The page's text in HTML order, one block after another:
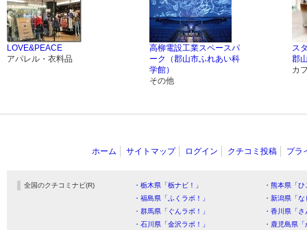
LOVE&PEACE
アパレル・衣料品
高柳電設工業スペースパ
ーク（郡山市ふれあい科
学館）
その他
ス
郡
カ
ホーム サイトマップ ログイン クチコミ投稿 プラ
全国のクチコミナビ(R) ・栃木県「栃ナビ！」
・熊本県「
・福島県「ふくラボ！」
・新潟県「
・群馬県「ぐんラボ！」
・香川県「
・石川県「金沢ラボ！」
・鹿児島県